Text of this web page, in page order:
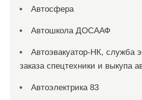
Автосфера
Автошкола ДОСААФ
Автоэвакуатор-НК, служба
заказа спецтехники и выкупа
Автоэлектрика 83